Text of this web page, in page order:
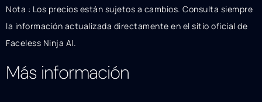
Nota : Los precios están sujetos a cambios. Consulta siempre
la información actualizada directamente en el sitio oficial de
Faceless Ninja AI.
Más información